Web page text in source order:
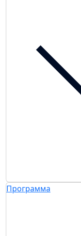
Программа